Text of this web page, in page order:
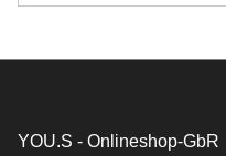
YOU.S - Onlineshop-GbR